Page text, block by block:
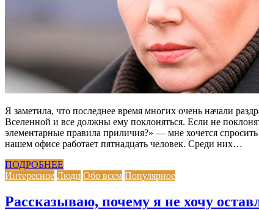
Я заметила, что последнее время многих очень начали
Вселенной и все должны ему поклоняться. Если не
элементарные правила приличия?» — мне хочется
нашем офисе работает пятнадцать человек. Среди них…
ПОДРОБНЕЕ
Интересное Люди Обо всем Популярное
Рассказываю, почему я не хочу